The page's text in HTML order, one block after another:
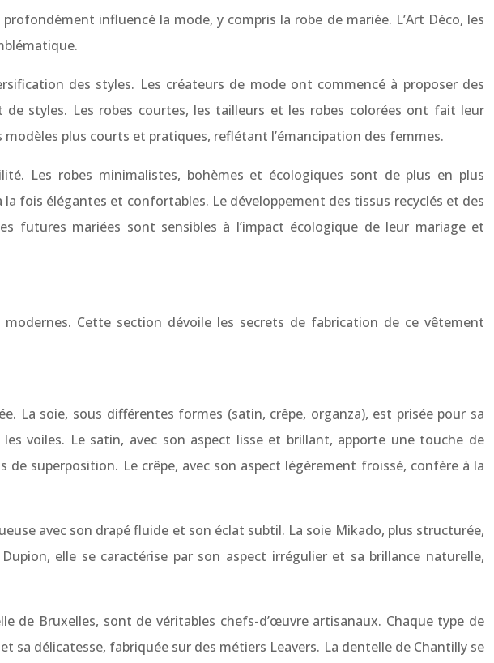
influencé la mode, y compris la robe de mariée. L’Art Déco, les
des styles. Les créateurs de mode ont commencé à proposer des
styles. Les robes courtes, les tailleurs et les robes colorées ont fait leur
plus courts et pratiques, reflétant l’émancipation des femmes.
Les robes minimalistes, bohèmes et écologiques sont de plus en plus
fois élégantes et confortables. Le développement des tissus recyclés et des
futures mariées sont sensibles à l’impact écologique de leur mariage et
Cette section dévoile les secrets de fabrication de ce vêtement
La soie, sous différentes formes (satin, crêpe, organza), est prisée pour sa
voiles. Le satin, avec son aspect lisse et brillant, apporte une touche de
superposition. Le crêpe, avec son aspect légèrement froissé, confère à la
avec son drapé fluide et son éclat subtil. La soie Mikado, plus structurée,
elle se caractérise par son aspect irrégulier et sa brillance naturelle,
de Bruxelles, sont de véritables chefs-d’œuvre artisanaux. Chaque type de
sa délicatesse, fabriquée sur des métiers Leavers. La dentelle de Chantilly se